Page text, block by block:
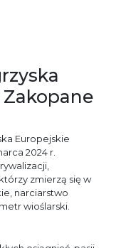
Zakopane
Europejskie
2024 r.
zmierzą się w
narciarstwo
wioślarski.